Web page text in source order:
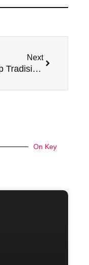
Next
Resep Tradisional Indonesia dengan Sentuhan Madu Murni
On Key